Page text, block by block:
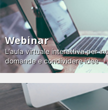
Webinar
L'aula virtuale interattiva per
domande e condividere idee